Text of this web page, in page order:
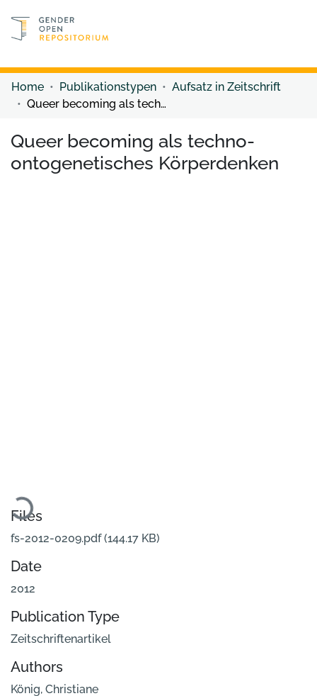
Discover content
Home Publikationstypen
Aufsatz in Zeitschrift
Queer becoming als techno-ontogenetisches Körperdenken
Queer becoming als techno-
ontogenetisches Körperdenken
Loading...
Files
fs-2012-0209.pdf(144.17 KB)
Date
2012
Publication Type
Zeitschriftenartikel
Authors
König, Christiane